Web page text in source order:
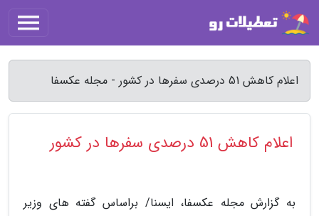
اعلام کاهش 51 درصدی سفرها در کشور - مجله عکسفا
اعلام کاهش 51 درصدی سفرها در کشور
به گزارش مجله عکسفا، ایسنا/ براساس گفته های وزیر